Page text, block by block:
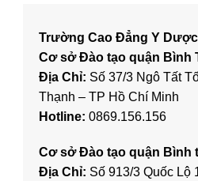
Trường Cao Đẳng Y
Cơ sở Đào tạo quận Bình
Địa Chỉ: Số 37/3 Ngô Tất
Thạnh – TP Hồ Chí Minh
Hotline: 0869.156.156
Cơ sở Đào tạo quận Bình
Địa Chỉ: Số 913/3 Quốc Lộ